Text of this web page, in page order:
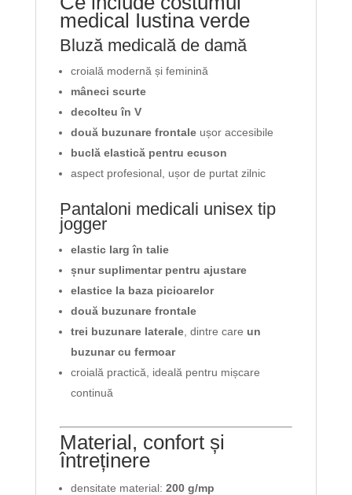
medical Iustina verde
Bluză medicală de damă
croială modernă și feminină
mâneci scurte
decolteu în V
două buzunare frontaleușor accesibile
buclă elastică pentru ecuson
aspect profesional, ușor de purtat zilnic
Pantaloni medicali unisex tip
jogger
elastic larg în talie
șnur suplimentar pentru ajustare
elastice la baza picioarelor
două buzunare frontale
trei buzunare laterale, dintre care un
buzunar cu fermoar
croială practică, ideală pentru mișcare
continuă
Material, confort și
întreținere
densitate material: 200 g/mp